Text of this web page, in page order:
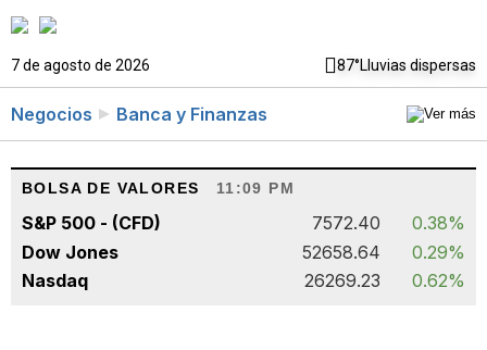
7 de agosto de 2026 87°Lluvias dispersas
Negocios Banca y Finanzas
BOLSA DE VALORES 11:09 PM
S&P 500 - (CFD) 7572.40
0.38%
Dow Jones
52658.64
0.29%
Nasdaq
26269.23 0.62%